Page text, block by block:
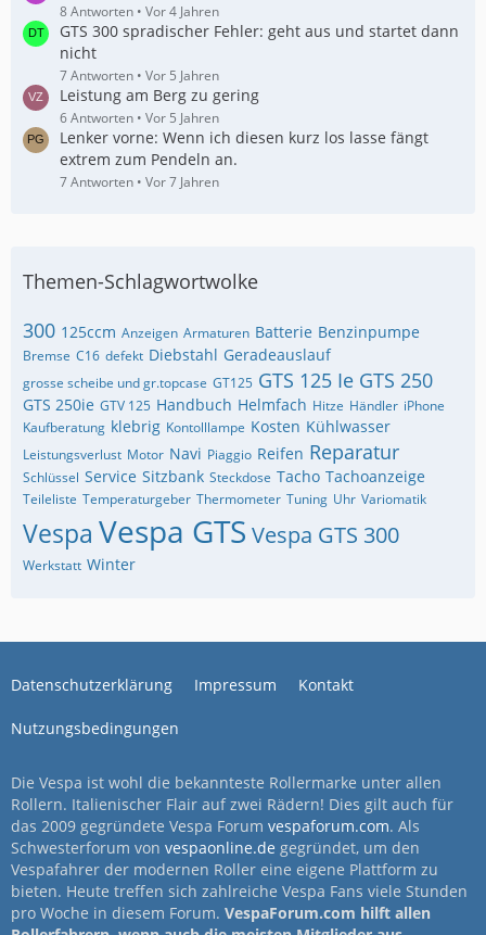
8 Antworten Vor 4 Jahren
GTS 300 spradischer Fehler: geht aus und startet dann
nicht
7 Antworten Vor 5 Jahren
Leistung am Berg zu gering
6 Antworten Vor 5 Jahren
Lenker vorne: Wenn ich diesen kurz los lasse fängt
extrem zum Pendeln an.
7 Antworten Vor 7 Jahren
Themen-Schlagwortwolke
300 125ccm Anzeigen Armaturen Batterie Benzinpumpe
Bremse C16 defekt Diebstahl Geradeauslauf
grosse scheibe und gr.topcase GT125 GTS 125 Ie GTS 250
GTS 250ie GTV 125 Handbuch Helmfach Hitze Händler iPhone
Kaufberatung klebrig Kontolllampe Kosten Kühlwasser
Leistungsverlust Motor Navi Piaggio Reifen Reparatur
Schlüssel Service Sitzbank Steckdose Tacho Tachoanzeige
Teileliste Temperaturgeber Thermometer Tuning Uhr Variomatik
Vespa Vespa GTS Vespa GTS 300
Werkstatt Winter
Datenschutzerklärung Impressum Kontakt
Nutzungsbedingungen
Die Vespa ist wohl die bekannteste Rollermarke unter allen
Rollern. Italienischer Flair auf zwei Rädern! Dies gilt auch für
das 2009 gegründete Vespa Forum vespaforum.com. Als
Schwesterforum von vespaonline.de gegründet, um den
Vespafahrer der modernen Roller eine eigene Plattform zu
bieten. Heute treffen sich zahlreiche Vespa Fans viele Stunden
pro Woche in diesem Forum. VespaForum.com hilft allen